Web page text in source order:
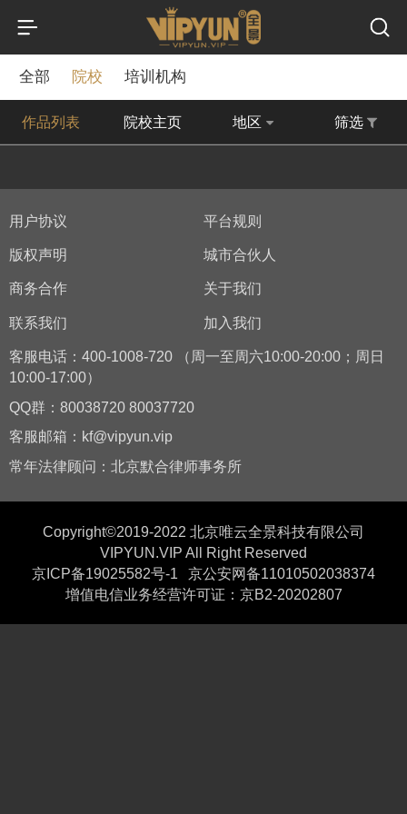
全部 院校 培训机构
作品列表 院校主页 地区 筛选
用户协议 平台规则
版权声明 城市合伙人
商务合作 关于我们
联系我们 加入我们
客服电话：400-1008-720 （周一至周六10:00-20:00；周日
10:00-17:00）
QQ群：80038720 80037720
客服邮箱：kf@vipyun.vip
常年法律顾问：北京默合律师事务所
Copyright©2019-2022 北京唯云全景科技有限公司
VIPYUN.VIP All Right Reserved
京ICP备19025582号-1
京公安网备11010502038374
增值电信业务经营许可证：京B2-20202807